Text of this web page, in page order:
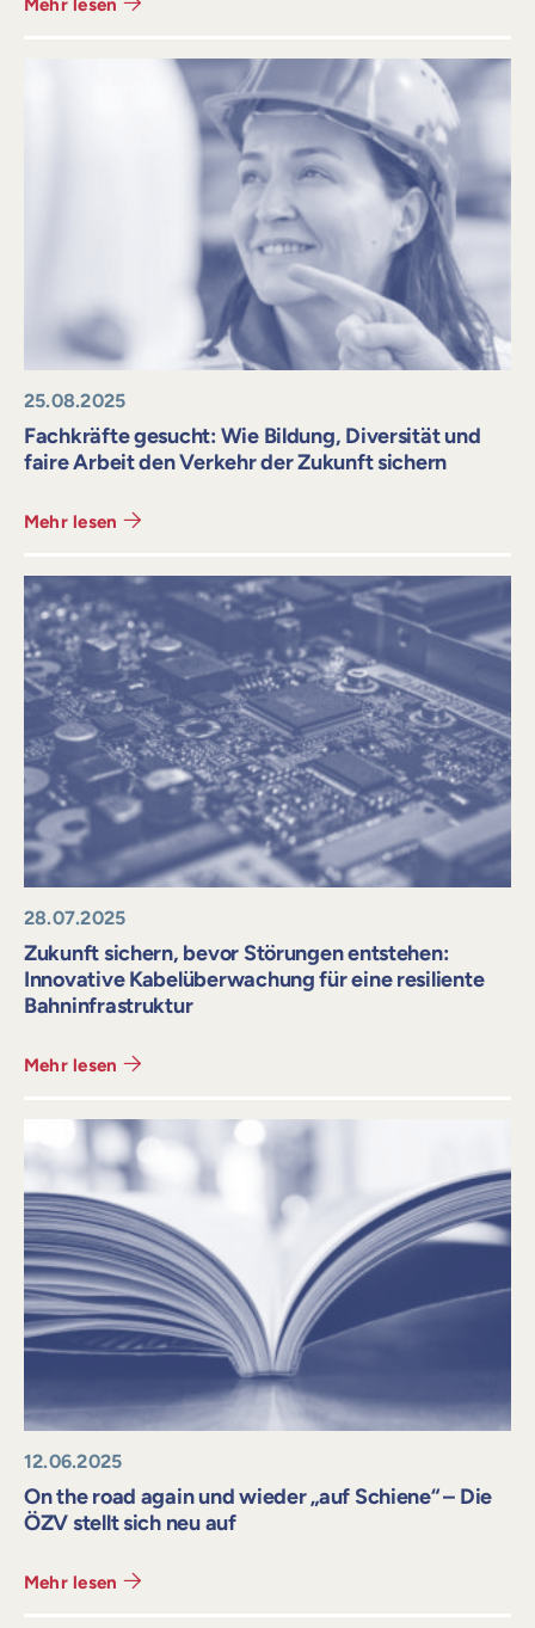
25.08.2025
Fachkräfte gesucht: Wie Bildung, Diversität und
faire Arbeit den Verkehr der Zukunft sichern
Mehr lesen
28.07.2025
Zukunft sichern, bevor Störungen entstehen:
Innovative Kabelüberwachung für eine resiliente
Bahninfrastruktur
Mehr lesen
12.06.2025
On the road again und wieder „auf Schiene“ – Die
ÖZV stellt sich neu auf
Mehr lesen